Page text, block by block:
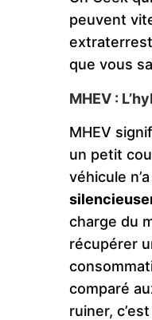
peuvent
que vous
MHEV :
MHEV
un petit
véhicule
charge du
récupérer
comparé
ruiner,